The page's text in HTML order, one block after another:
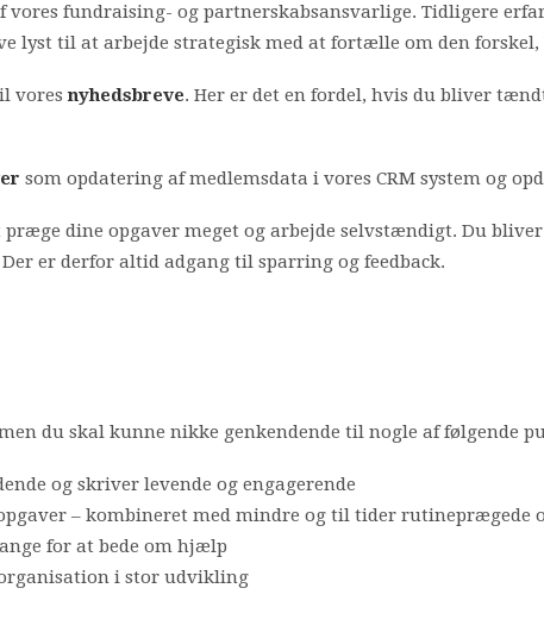
fundraising- og partnerskabsansvarlige. Tidligere
lyst til at arbejde strategisk med at fortælle om den
voresnyhedsbreve. Her er det en fordel, hvis du bliver
som opdatering af medlemsdata i vores CRM system og
dine opgaver meget og arbejde selvstændigt. Du
er derfor altid adgang til sparring og feedback.
du skal kunne nikke genkendende til nogle af følgende
og skriver levende og engagerende
– kombineret med mindre og til tider rutineprægede
for at bede om hjælp
i stor udvikling